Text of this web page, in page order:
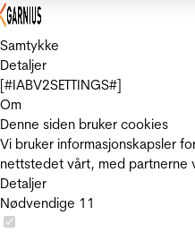
Samtykke
Detaljer
[#IABV2SETTINGS#]
Om
Denne siden bruker cookies
Vi bruker informasjonskapsler
nettstedet vårt, med partnerne
Detaljer
Nødvendige 11